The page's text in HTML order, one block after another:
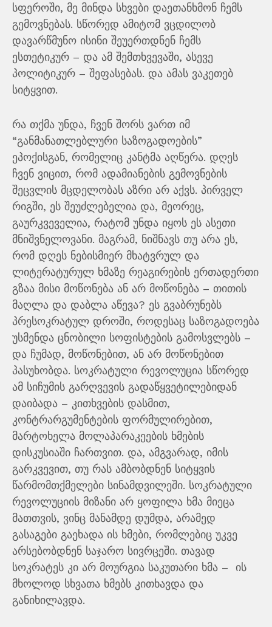
სფეროში, მე მინდა სხვები დაეთანხმონ ჩემს
გემოვნებას. სწორედ ამიტომ ვცდილობ
დავარწმუნო ისინი შეუერთდნენ ჩემს
ესთეტიკურ – და ამ შემთხვევაში, ასევე
პოლიტიკურ – შეფასებას. და ამას ვაკეთებ
სიტყვით.
რა თქმა უნდა, ჩვენ შორს ვართ იმ
“განმანათლებლური საზოგადოების”
ეპოქისგან, რომელიც კანტმა აღწერა. დღეს
ჩვენ ვიცით, რომ ადამიანების გემოვნების
შეცვლის მცდელობას აზრი არ აქვს. პირველ
რიგში, ეს შეუძლებელია და, მეორეც,
გაურკვეველია, რატომ უნდა იყოს ეს ასეთი
მნიშვნელოვანი. მაგრამ, ნიშნავს თუ არა ეს,
რომ დღეს ნებისმიერ მხატვრულ და
ლიტერატურულ ხმაზე რეაგირების ერთადერთი
გზაა მისი მოწონება ან არ მოწონება – თითის
მაღლა და დაბლა აწევა? ეს გვაბრუნებს
პრესოკრატულ დროში, როდესაც საზოგადოება
უსმენდა ცნობილი სოფისტების გამოსვლებს –
და ჩუმად, მოწონებით, ან არ მოწონებით
პასუხობდა. სოკრატული რევოლუცია სწორედ
ამ სიჩუმის გარღვევის გადაწყვეტილებიდან
დაიბადა – კითხვების დასმით,
კონტრარგუმენტების ფორმულირებით,
მარტოხელა მოლაპარაკეების ხმების
დისკუსიაში ჩართვით. და, ამგვარად, იმის
გარკვევით, თუ რას ამბობდნენ სიტყვის
წარმომთქმელები სინამდვილეში. სოკრატული
რევოლუციის მიზანი არ ყოფილა ხმა მიეცა
მათთვის, ვინც მანამდე დუმდა, არამედ
გასაგები გაეხადა ის ხმები, რომლებიც უკვე
არსებობდნენ საჯარო სივრცეში. თავად
სოკრატეს კი არ მოურგია საკუთარი ხმა – ის
მხოლოდ სხვათა ხმებს კითხავდა და
განიხილავდა.